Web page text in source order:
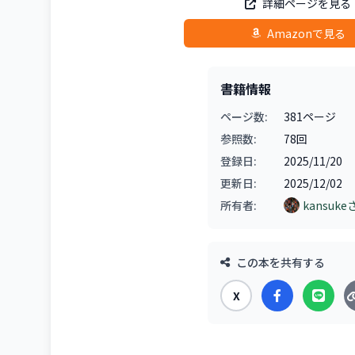
詳細ページを見る
Amazonで見る
書籍情報
ページ数:
381ページ
参照数:
78回
登録日:
2025/11/20
更新日:
2025/12/02
所有者:
kansuke
この本を共有する
X